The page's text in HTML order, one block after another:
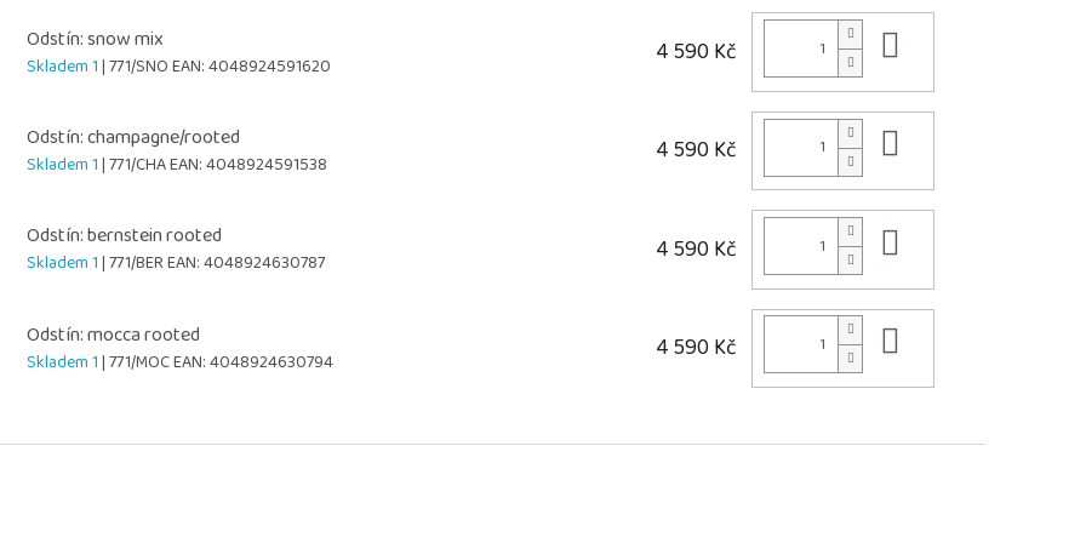
Odstín: snow mix
Skladem 1| 771/SNOEAN:4048924591620 4 590 Kč
Odstín: champagne/rooted
Skladem 1| 771/CHAEAN:4048924591538 4 590 Kč
Odstín: bernstein rooted
Skladem 1| 771/BEREAN:4048924630787 4 590 Kč
Odstín: mocca rooted
Skladem 1| 771/MOCEAN:4048924630794 4 590 Kč